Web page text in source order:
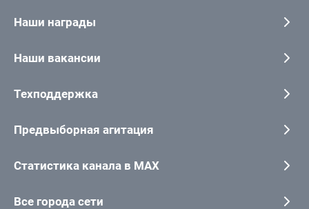
Наши награды
Наши вакансии
Техподдержка
Предвыборная агитация
Статистика канала в MAX
Все города сети